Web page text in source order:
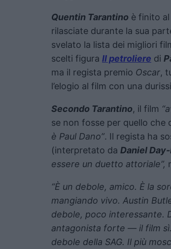
Quentin Tarantino è finito
rilasciate durante la sua
svelato la lista dei migliori
scelti figura Il petroliere di
ma il regista premio Oscar,
l’elogio al film con una
Secondo Tarantino, il film
se non fosse per quello che
è Paul Dano”. Il regista ha
(interpretato da Daniel
essere un duetto attoriale”,
“È un debole, amico. È la
mangiando vivo. Austin
debole, poco interessante.
antagonista forte — il film
debole della SAG. Il più